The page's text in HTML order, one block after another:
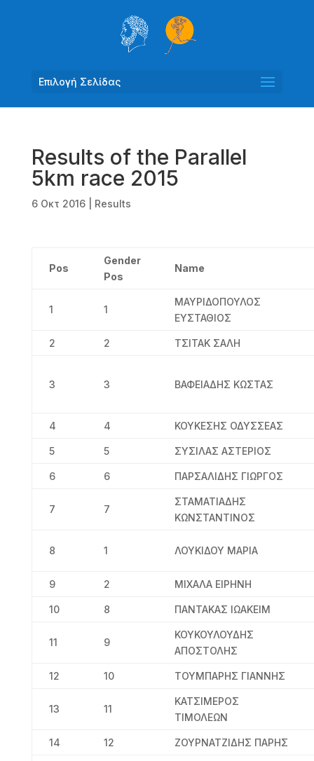
Επιλογή Σελίδας
Results of the Parallel
5km race 2015
6 Οκτ 2016| Results
Pos
Gender
Pos
Name
1 1
ΜΑΥΡΙΔΟΠΟΥΛΟΣ
ΕΥΣΤΑΘΙΟΣ
2 2 ΤΣΙΤΑΚ ΣΑΛΗ
3 3 ΒΑΦΕΙΑΔΗΣ ΚΩΣΤΑΣ
4 4 ΚΟΥΚΕΣΗΣ ΟΔΥΣΣΕΑΣ
5 5 ΣΥΣΙΛΑΣ ΑΣΤΕΡΙΟΣ
6 6 ΠΑΡΣΑΛΙΔΗΣ ΓΙΩΡΓΟΣ
7 7
ΣΤΑΜΑΤΙΑΔΗΣ
ΚΩΝΣΤΑΝΤΙΝΟΣ
8 1 ΛΟΥΚΙΔΟΥ ΜΑΡΙΑ
9 2 ΜΙΧΑΛΑ ΕΙΡΗΝΗ
10 8 ΠΑΝΤΑΚΑΣ ΙΩΑΚΕΙΜ
11 9
ΚΟΥΚΟΥΛΟΥΔΗΣ
ΑΠΟΣΤΟΛΗΣ
12 10 ΤΟΥΜΠΑΡΗΣ ΓΙΑΝΝΗΣ
13 11
ΚΑΤΣΙΜΕΡΟΣ
ΤΙΜΟΛΕΩΝ
14 12 ΖΟΥΡΝΑΤΖΙΔΗΣ ΠΑΡΗΣ